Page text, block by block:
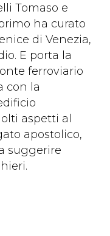
Tomaso e
ha curato
di Venezia,
E porta la
ferroviario
con la
aspetti al
apostolico,
suggerire